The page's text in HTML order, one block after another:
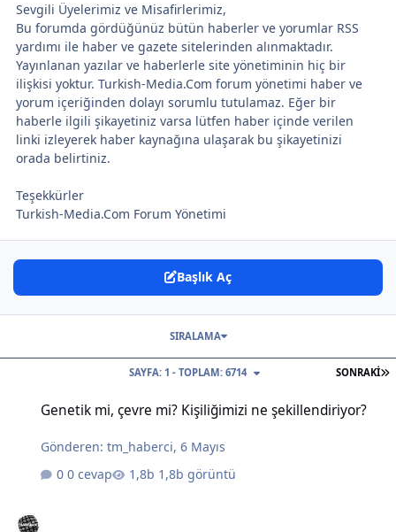
Sevgili Üyelerimiz ve Misafirlerimiz,
Bu forumda gördüğünüz bütün haberler ve yorumlar RSS
yardımı ile haber ve gazete sitelerinden alınmaktadır.
Yayınlanan yazılar ve haberlerle site yönetiminin hiç bir
ilişkisi yoktur. Turkish-Media.Com forum yönetimi haber ve
yorum içeriğinden dolayı sorumlu tutulamaz. Eğer bir
haberle ilgili şikayetiniz varsa lütfen haber içinde verilen
linki izleyerek haber kaynağına ulaşarak bu şikayetinizi
orada belirtiniz.
Teşekkürler
Turkish-Media.Com Forum Yönetimi
Başlık Aç
SONRAKI
SAYFA: 1 - TOPLAM: 6714
SIRALAMA
Genetik mi, çevre mi? Kişiliğimizi ne şekillendiriyor?
Gönderen:tm_haberci,6 Mayıs
0 cevap
1,8b görüntü